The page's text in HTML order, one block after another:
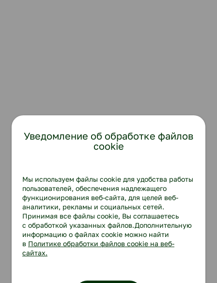
Уведомление об обработке файлов
cookie
Мы используем файлы cookie для удобства работы
пользователей, обеспечения надлежащего
функционирования веб-сайта, для целей веб-
аналитики, рекламы и социальных сетей.
Принимая все файлы cookie, Вы соглашаетесь
с обработкой указанных файлов.Дополнительную
информацию о файлах cookie можно найти
в Политике обработки файлов cookie на веб-
сайтах.